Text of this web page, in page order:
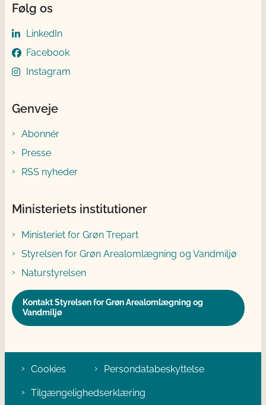
Følg os
LinkedIn
Facebook
Instagram
Genveje
Abonnér
Presse
RSS nyheder
Ministeriets institutioner
Ministeriet for Grøn Trepart
Styrelsen for Grøn Arealomlægning og Vandmiljø
Naturstyrelsen
Kontakt Styrelsen for Grøn Arealomlægning og
Vandmiljø
Cookies Persondatabeskyttelse
Tilgængelighedserklæring